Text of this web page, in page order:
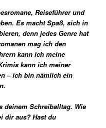
Reiseführer und
Es macht Spaß, sich in
denn jedes Genre hat
mag ich den
kann ich meine
kann ich meiner
– ich bin nämlich ein
deinem Schreiballtag. Wie
dir aus? Hast du